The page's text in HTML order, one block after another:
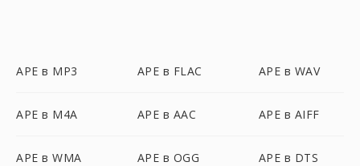
APE в MP3 APE в FLAC APE в WAV
APE в M4A APE в AAC APE в AIFF
APE в WMA APE в OGG APE в DTS